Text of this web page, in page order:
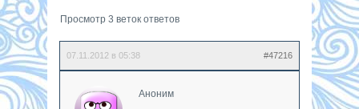
Просмотр 3 веток ответов
07.11.2012 в 05:38 #47216
Аноним